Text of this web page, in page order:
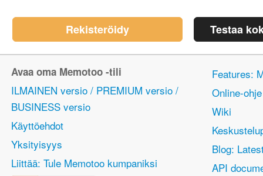
Rekisteröidy Testaa
Avaa oma Memotoo -tili
ILMAINEN versio / PREMIUM versio /
BUSINESS versio
Käyttöehdot
Yksityisyys
Liittää: Tule Memotoo kumpaniksi
Features:
Online-ohje
Wiki
Blog:
API